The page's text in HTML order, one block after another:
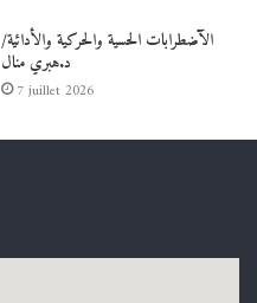
الآضطرابات الحسية والحركية والأدائية/
د.هبري منال
7 juillet 2026